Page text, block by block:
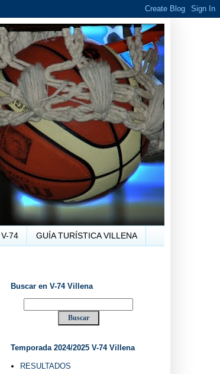
74 GUÍA TURÍSTICA VILLENA
DESDE 1.974 ... EL "UVE" ...
Buscar en V-74 Villena
Temporada 2024/2025 V-74 Villena
RESULTADOS